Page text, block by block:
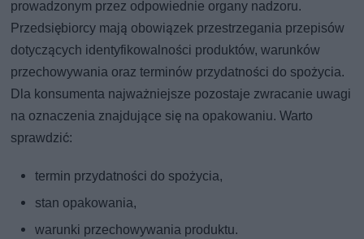
prowadzonym przez odpowiednie organy nadzoru.
Przedsiębiorcy mają obowiązek przestrzegania przepisów
dotyczących identyfikowalności produktów, warunków
przechowywania oraz terminów przydatności do spożycia.
Dla konsumenta najważniejsze pozostaje zwracanie uwagi
na oznaczenia znajdujące się na opakowaniu. Warto
sprawdzić:
termin przydatności do spożycia,
stan opakowania,
warunki przechowywania produktu.